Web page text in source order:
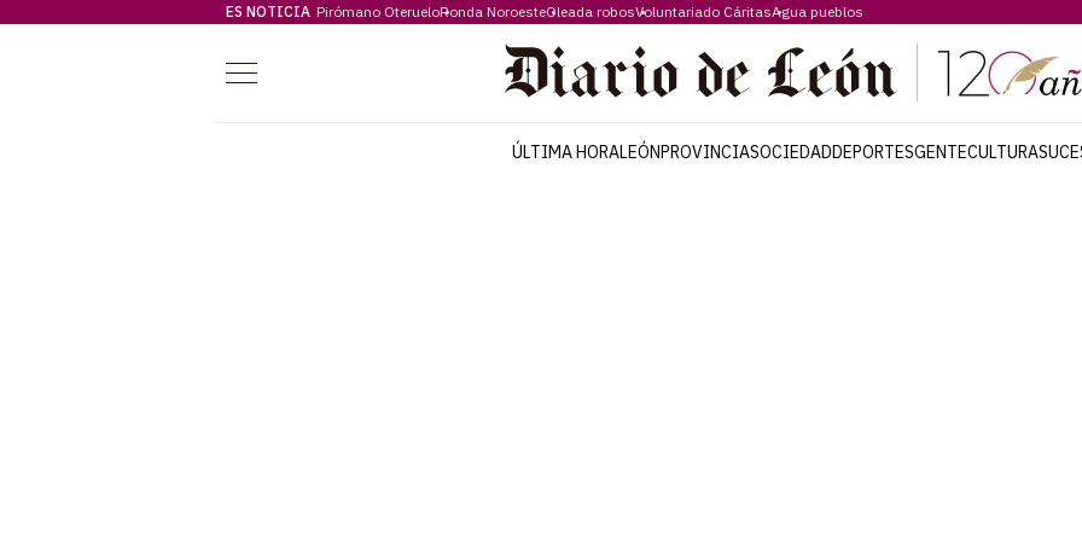
ES NOTICIA Pirómano OterueloRonda NoroesteOleada robosVoluntariado CáritasAgua pueblos
Menú
ÚLTIMA HORALEÓNPROVINCIASOCIEDADDEPORTESGENTECULTURA